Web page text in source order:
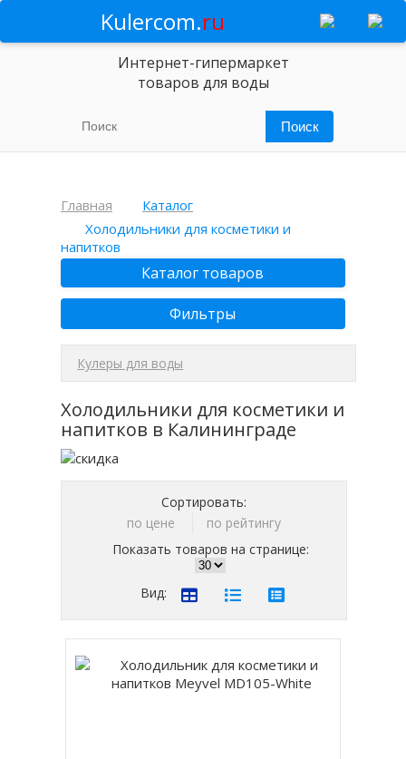
Kulercom.ru
Интернет-гипермаркет
товаров для воды
Главная
Каталог
Холодильники для косметики и
напитков
Каталог товаров
Фильтры
Кулеры для воды
Холодильники для косметики и
напитков в Калининграде
Сортировать:
по цене
по рейтингу
Показать товаров на странице:
Вид: